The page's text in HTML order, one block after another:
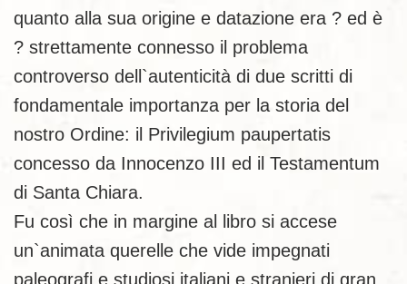
quanto alla sua origine e datazione era ? ed è
? strettamente connesso il problema
controverso dell`autenticità di due scritti di
fondamentale importanza per la storia del
nostro Ordine: il Privilegium paupertatis
concesso da Innocenzo III ed il Testamentum
di Santa Chiara.
Fu così che in margine al libro si accese
un`animata querelle che vide impegnati
paleografi e studiosi italiani e stranieri di gran